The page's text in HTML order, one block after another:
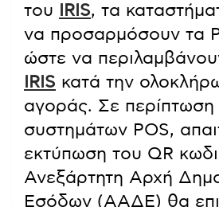
του
IRIS, τα
να προσαρμόσουν τα
ώστε να
IRIS κατά την
αγοράς. Σε περίπτωση
συστημάτων POS,
εκτύπωση του QR
Ανεξάρτητη Αρχή
Εσόδων (ΑΑΔΕ) θα